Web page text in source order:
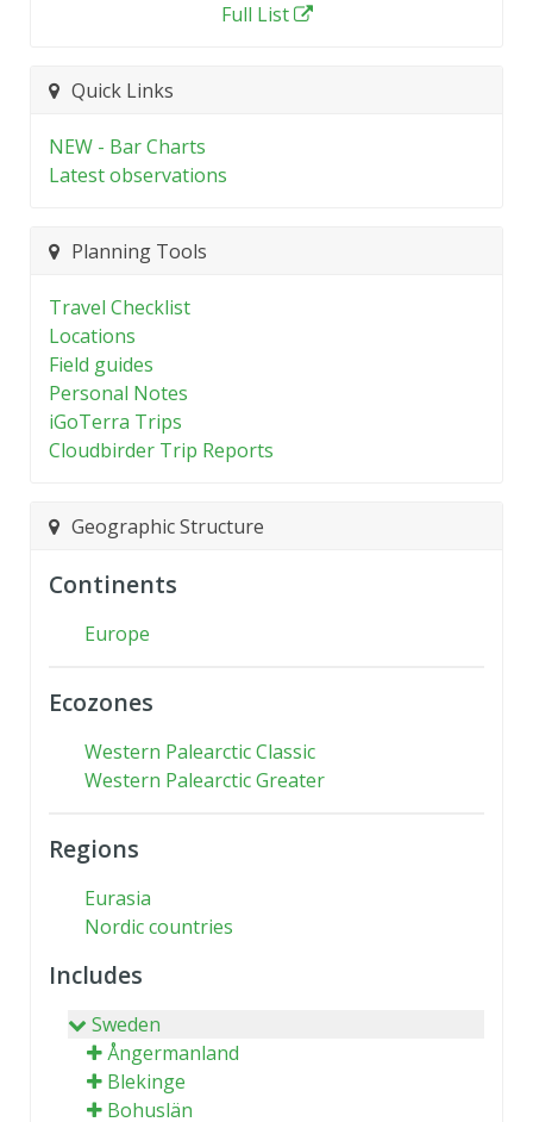
Full List
Quick Links
NEW - Bar Charts
Latest observations
Planning Tools
Travel Checklist
Locations
Field guides
Personal Notes
iGoTerra Trips
Cloudbirder Trip Reports
Geographic Structure
Continents
Europe
Ecozones
Western Palearctic Classic
Western Palearctic Greater
Regions
Eurasia
Nordic countries
Includes
Sweden
Ångermanland
Blekinge
Bohuslän